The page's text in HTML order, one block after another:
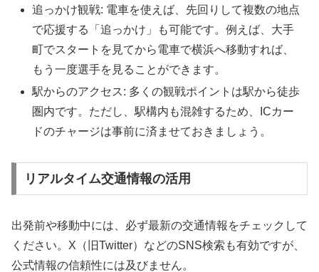
追っかけ観戦: 電車を使えば、先回りして複数の地点
で応援する「追っかけ」も可能です。例えば、大手
町でスタートを見てから電車で横浜へ移動すれば、
もう一度選手を見ることができます。
駅からのアクセス: 多くの観戦ポイントは駅から徒歩
圏内です。ただし、駅構内も混雑するため、ICカー
ドのチャージは事前に済ませておきましょう。
リアルタイム交通情報の活用
出発前や移動中には、必ず最新の交通情報をチェックして
ください。X（旧Twitter）などのSNS検索も有効ですが、
公式情報の信頼性には及びません。